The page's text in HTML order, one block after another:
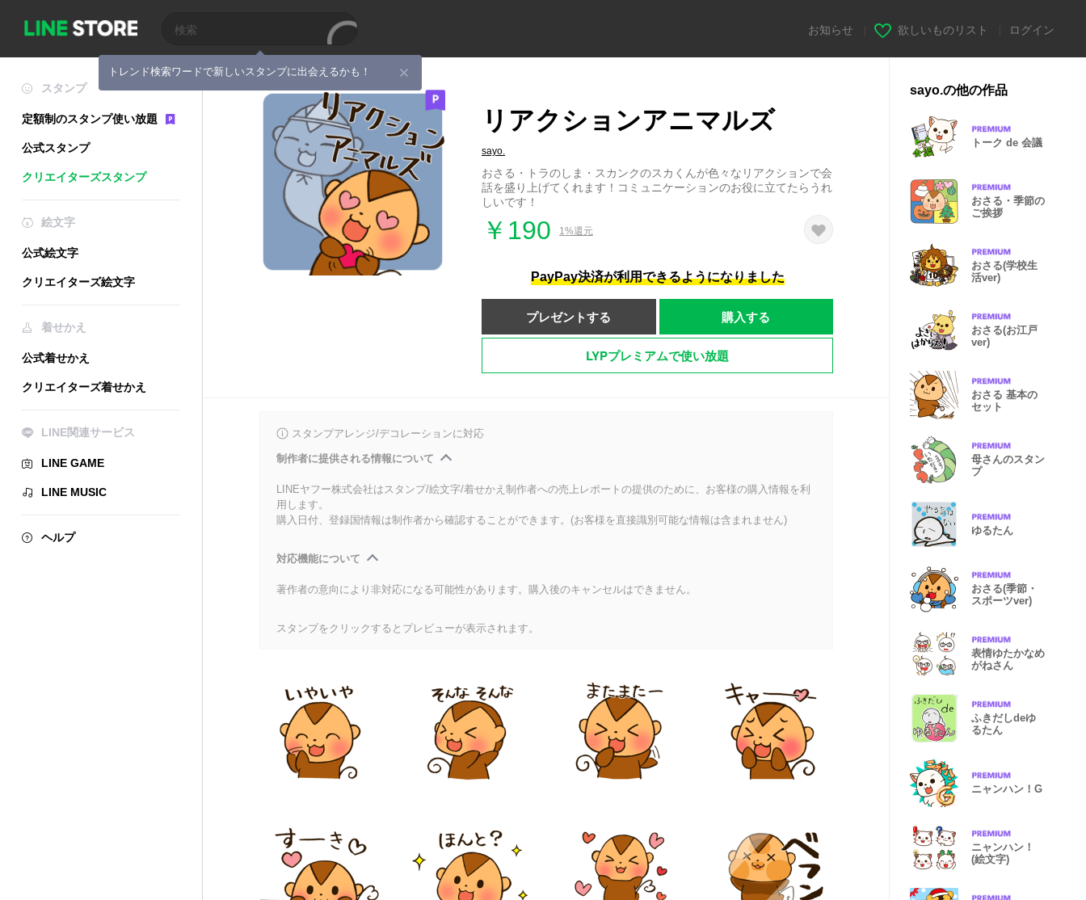
トレンド検索ワードで新しいスタンプに出会えるかも！
お知らせ 欲しいものリスト ログイン
スタンプ
定額制のスタンプ使い放題
公式スタンプ
クリエイターズスタンプ
絵文字
公式絵文字
クリエイターズ絵文字
着せかえ
公式着せかえ
クリエイターズ着せかえ
LINE関連サービス
LINE GAME
LINE MUSIC
ヘルプ
リアクションアニマルズ
sayo.
おさる・トラのしま・スカンクのスカくんが色々なリアクションで会
話を盛り上げてくれます！コミュニケーションのお役に立てたらうれ
しいです！
￥190 1%還元
PayPay決済が利用できるようになりました
プレゼントする 購入する
LYPプレミアムで使い放題
スタンプアレンジ/デコレーションに対応
制作者に提供される情報について
LINEヤフー株式会社はスタンプ/絵文字/着せかえ制作者への売上レポートの提供のために、お客様の購入情報を利
用します。
購入日付、登録国情報は制作者から確認することができます。(お客様を直接識別可能な情報は含まれません)
対応機能について
著作者の意向により非対応になる可能性があります。購入後のキャンセルはできません。
スタンプをクリックするとプレビューが表示されます。
sayo.の他の作品
トーク de 会議
おさる・季節の
ご挨拶
おさる(学校生
活ver)
おさる(お江戸
ver)
おさる 基本の
セット
母さんのスタン
プ
ゆるたん
おさる(季節・
スポーツver)
表情ゆたかなめ
がねさん
ふきだしdeゆ
るたん
ニャンハン！G
ニャンハン！
(絵文字)